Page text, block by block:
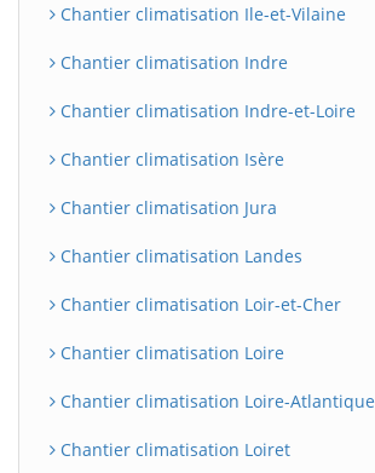
Chantier climatisation Ile-et-Vilaine
Chantier climatisation Indre
Chantier climatisation Indre-et-Loire
Chantier climatisation Isère
Chantier climatisation Jura
Chantier climatisation Landes
Chantier climatisation Loir-et-Cher
Chantier climatisation Loire
Chantier climatisation Loire-Atlantique
Chantier climatisation Loiret
BatiWebPro
B